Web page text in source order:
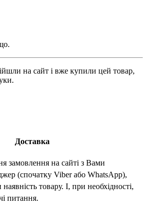
на сайт і вже купили цей товар,
Доставка
замовлення на сайті з Вами
(спочатку Viber або WhatsApp),
товару. І, при необхідності,
питання.